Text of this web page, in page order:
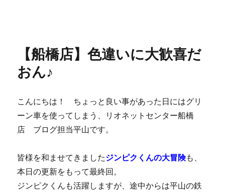
【船橋店】色違いに大歓喜だ
おん♪
こんにちは！ ちょっと良い事があった日にはグリ
ーン車を使ってしまう、リオネットセンター船橋
店 ブログ担当平山です。
皆様を和ませてきましたジンピクくんの大冒険も、
本日の更新をもって最終回。
ジンピクくんも活躍しますが、途中からは平山の鉄